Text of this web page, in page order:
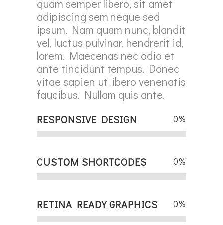
quam semper libero, sit amet
adipiscing sem neque sed
ipsum. Nam quam nunc, blandit
vel, luctus pulvinar, hendrerit id,
lorem. Maecenas nec odio et
ante tincidunt tempus. Donec
vitae sapien ut libero venenatis
faucibus. Nullam quis ante.
RESPONSIVE DESIGN 0%
CUSTOM SHORTCODES 0%
RETINA READY GRAPHICS 0%